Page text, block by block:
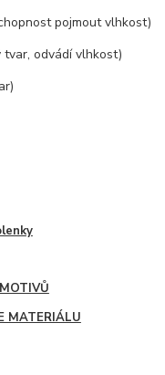
pojmout vlhkost)
odvádí vlhkost)
MATERIÁLU